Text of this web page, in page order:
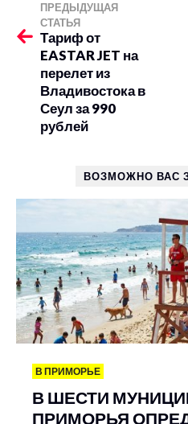
ПРЕДЫДУЩАЯ
СТАТЬЯ
Тариф от
EASTAR JET на
перелет из
Владивостока в
Сеул за 990
рублей
ВОЗМОЖНО ВАС
В ПРИМОРЬЕ
В ШЕСТИ
ПРИМОРЬЯ